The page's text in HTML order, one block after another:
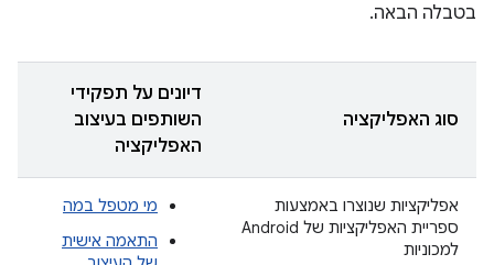
בטבלה הבאה.
סוג האפליקציה
דיונים על תפקידי
השותפים בעיצוב
האפליקציה
אפליקציות שנוצרו באמצעות
ספריית האפליקציות של Android
למכוניות
מי מטפל במה
התאמה אישית